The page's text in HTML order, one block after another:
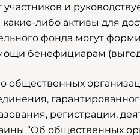
участников и
либо активы для
фонда могут
бенефициарам
общественных
регистрации,
“Об общественных